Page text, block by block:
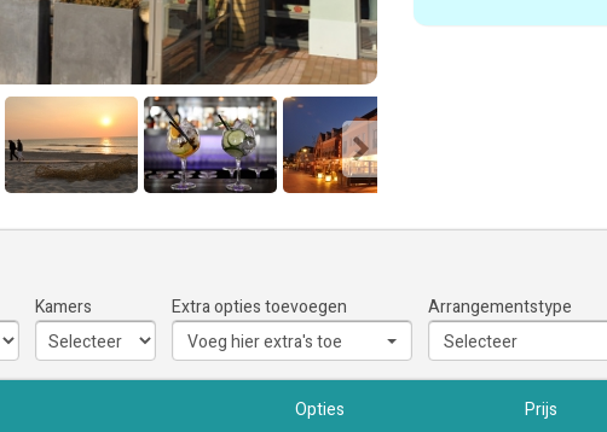
Kamers
Extra opties toevoegen
Voeg hier extra's toe
Arrangementstype
Selecteer
Opties Prijs